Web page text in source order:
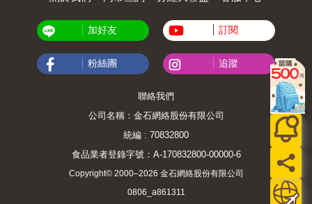
加好友 訂閱
粉絲團 追蹤
聯絡我們
公司名稱：金石網絡股份有限公司
統編 : 70832800
食品業者登錄字號：A-170832800-00000-6
Copyright© 2000–2026 金石網絡股份有限公司
0806_a861311